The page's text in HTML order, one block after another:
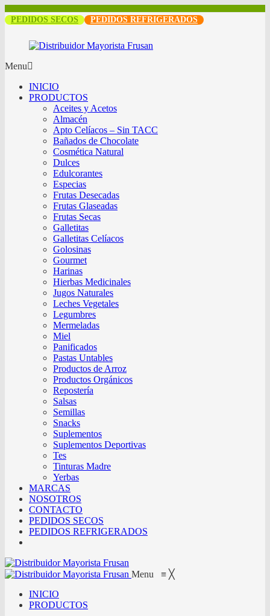
PEDIDOS SECOS PEDIDOS REFRIGERADOS
Menu
INICIO
PRODUCTOS
Aceites y Acetos
Almacén
Apto Celíacos – Sin TACC
Bañados de Chocolate
Cosmética Natural
Dulces
Edulcorantes
Especias
Frutas Desecadas
Frutas Glaseadas
Frutas Secas
Galletitas
Galletitas Celíacos
Golosinas
Gourmet
Harinas
Hierbas Medicinales
Jugos Naturales
Leches Vegetales
Legumbres
Mermeladas
Miel
Panificados
Pastas Untables
Productos de Arroz
Productos Orgánicos
Repostería
Salsas
Semillas
Snacks
Suplementos
Suplementos Deportivas
Tes
Tinturas Madre
Yerbas
MARCAS
NOSOTROS
CONTACTO
PEDIDOS SECOS
PEDIDOS REFRIGERADOS
Menu ≡ ╳
INICIO
PRODUCTOS